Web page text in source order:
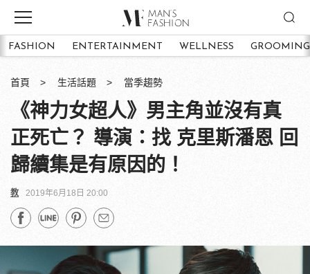
FASHION ENTERTAINMENT WELLNESS GROOMING
首頁 生活話題 當季趨勢
《神力女超人》男主角並沒有真
正死亡？ 導演：找 克里斯潘恩 回
歸續集是有原因的！
教 2019年6月18日 20:00